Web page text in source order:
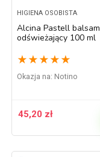
HIGIENA OSOBISTA
Alcina Pastell balsam
odświeżający 100 ml
★ ★ ★ ★ ★
Okazja na: Notino
45,20 zł